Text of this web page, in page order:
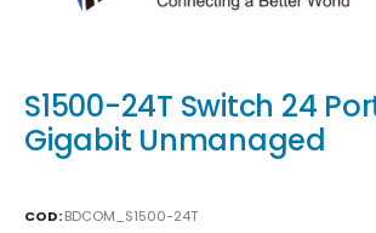
S1500-24T Switch 24
Gigabit Unmanaged
COD:BDCOM_S1500-24T